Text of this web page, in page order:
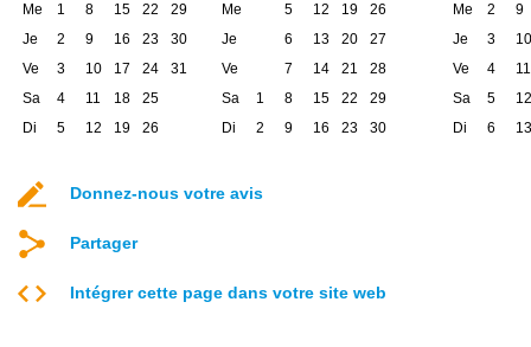
Me
1 8 15 22
29
Je
2 9 16 23
30
Ve
3 10 17 24
31
Sa
4 11 18
25
Di
5 12 19 26
Me
5 12 19
26
Je
6 13 20
27
Ve
7 14 21
28
Sa
1 8 15 22
29
Di
2 9 16 23 30
Me
2
9
Je
3
10
Ve
4
11
Sa
5
12
Di
6 13
Donnez-nous votre avis
Partager
Intégrer cette page dans votre site web